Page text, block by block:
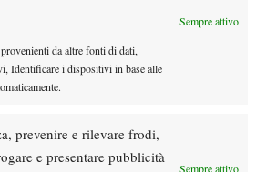
Sempre attivo
da altre fonti di dati,
Identificare i dispositivi in base alle
prevenire e rilevare frodi,
e presentare pubblicità
Sempre attivo
SRL , P.iva 14250480960